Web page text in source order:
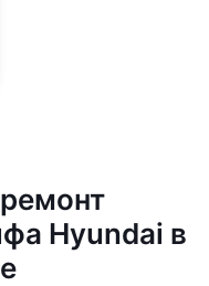
Hyundai в